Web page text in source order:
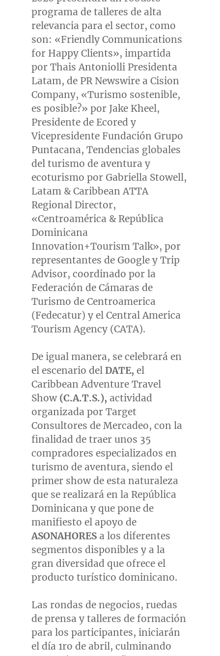
programa de talleres de alta
relevancia para el sector, como
son: «Friendly Communications
for Happy Clients», impartida
por Thais Antoniolli Presidenta
Latam, de PR Newswire a Cision
Company, «Turismo sostenible,
es posible?» por Jake Kheel,
Presidente de Ecored y
Vicepresidente Fundación Grupo
Puntacana, Tendencias globales
del turismo de aventura y
ecoturismo por Gabriella Stowell,
Latam & Caribbean ATTA
Regional Director,
«Centroamérica & República
Dominicana
Innovation+Tourism Talk», por
representantes de Google y Trip
Advisor, coordinado por la
Federación de Cámaras de
Turismo de Centroamerica
(Fedecatur) y el Central America
Tourism Agency (CATA).
De igual manera, se celebrará en
el escenario del DATE, el
Caribbean Adventure Travel
Show (C.A.T.S.), actividad
organizada por Target
Consultores de Mercadeo, con la
finalidad de traer unos 35
compradores especializados en
turismo de aventura, siendo el
primer show de esta naturaleza
que se realizará en la República
Dominicana y que pone de
manifiesto el apoyo de
ASONAHORESa los diferentes
segmentos disponibles y a la
gran diversidad que ofrece el
producto turístico dominicano.
Las rondas de negocios, ruedas
de prensa y talleres de formación
para los participantes, iniciarán
el día 1ro de abril, culminando